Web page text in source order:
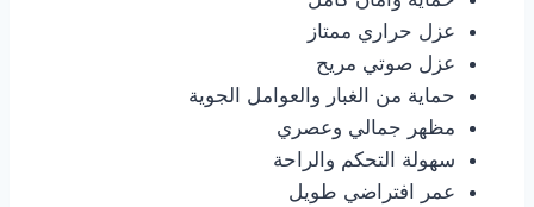
عزل حراري ممتاز
عزل صوتي مريح
حماية من الغبار والعوامل الجوية
مظهر جمالي وعصري
سهولة التحكم والراحة
عمر افتراضي طويل